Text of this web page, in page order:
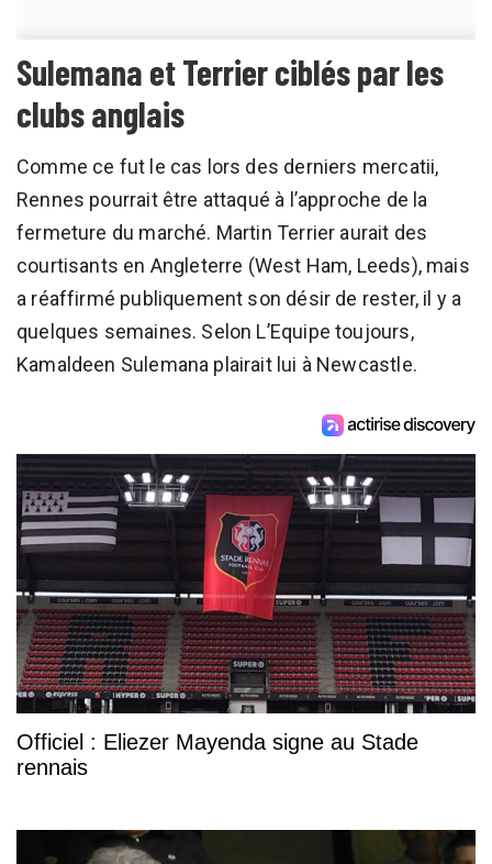
Sulemana et Terrier ciblés par les
clubs anglais
Comme ce fut le cas lors des derniers mercatii,
Rennes pourrait être attaqué à l’approche de la
fermeture du marché. Martin Terrier aurait des
courtisants en Angleterre (West Ham, Leeds), mais
a réaffirmé publiquement son désir de rester, il y a
quelques semaines. Selon L’Equipe toujours,
Kamaldeen Sulemana plairait lui à Newcastle.
Officiel : Eliezer Mayenda signe au Stade
rennais